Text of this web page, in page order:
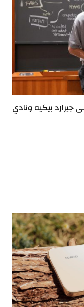
جيرارد بيكيه ونادي